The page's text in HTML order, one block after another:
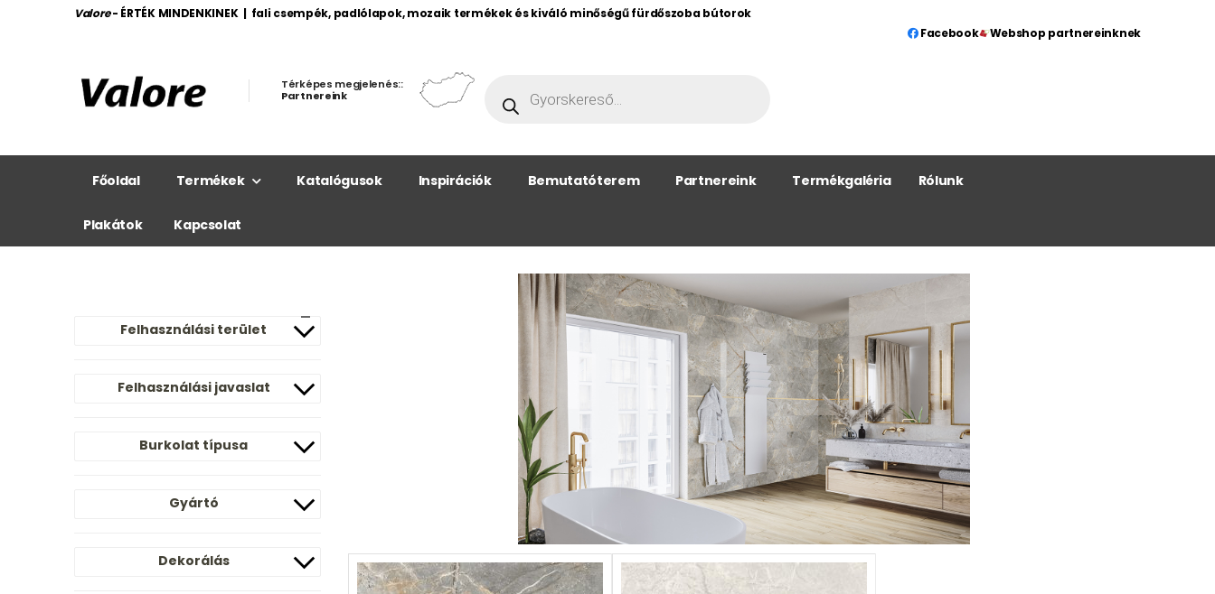
Valore - ÉRTÉK MINDENKINEK | fali csempék, padlólapok, mozaik termékek és kiváló minőségű fürdőszoba bútorok
Facebook
Webshop partnereinknek
Térképes megjelenés::
Partnereink
Főoldal Termékek Katalógusok Inspirációk Bemutatóterem Partnereink Termékgaléria Rólunk
Plakátok Kapcsolat
Felhasználási terület
Felhasználási javaslat
Burkolat típusa
Gyártó
Dekorálás